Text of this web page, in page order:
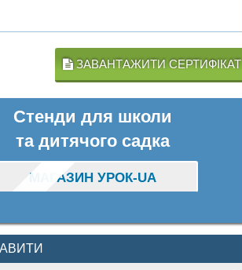
ЗАВАНТАЖИТИ СЕРТИФІКАТ
Стенди для школи
та дитячого садка
МАГАЗИН УРОК-UA